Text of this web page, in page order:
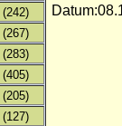
(242)
(267)
(283)
(405)
(205)
(127)